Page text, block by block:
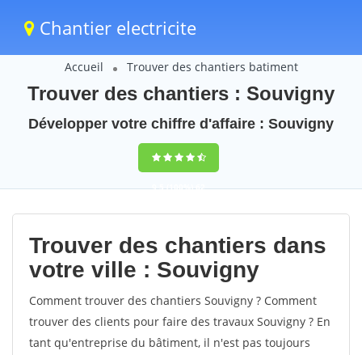
Chantier electricite
Accueil Trouver des chantiers batiment
Trouver des chantiers : Souvigny
Développer votre chiffre d'affaire : Souvigny
9,5(100%)62
votes
Trouver des chantiers dans
votre ville : Souvigny
Comment trouver des chantiers Souvigny ? Comment
trouver des clients pour faire des travaux Souvigny ? En
tant qu'entreprise du bâtiment, il n'est pas toujours